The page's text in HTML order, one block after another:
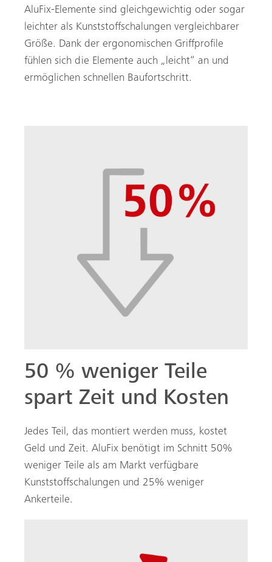
AluFix-Elemente sind gleichgewichtig oder sogar
leichter als Kunststoffschalungen vergleichbarer
Größe. Dank der ergonomischen Griffprofile
fühlen sich die Elemente auch „leicht“ an und
ermöglichen schnellen Baufortschritt.
50 % weniger Teile
spart Zeit und Kosten
Jedes Teil, das montiert werden muss, kostet
Geld und Zeit. AluFix benötigt im Schnitt 50%
weniger Teile als am Markt verfügbare
Kunststoffschalungen und 25% weniger
Ankerteile.